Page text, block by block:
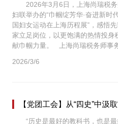
2026年3月6日，上海尚瑞税务
妇联举办的“巾帼绽芳华·奋进新时
国妇女运动在上海历程展”，感悟
家立足岗位，以更饱满的热情投身
献巾帼力量。 上海尚瑞税务师事
2026/3/6
【党团工会】从“四史”中汲
“历史是最好的教科书，也是最